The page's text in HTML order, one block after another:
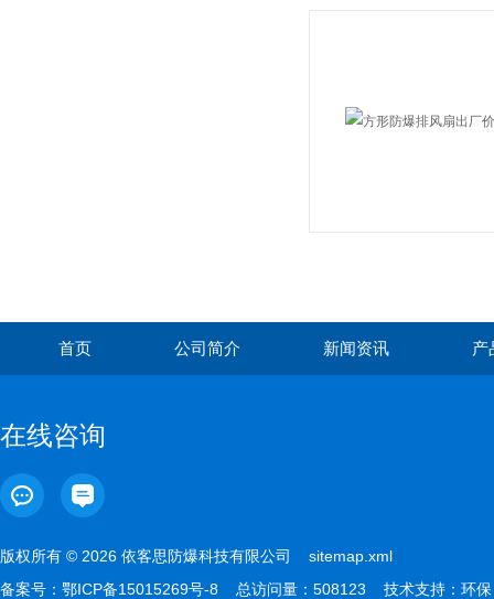
首页 公司简介 新闻资讯 产
在线咨询
版权所有 © 2026 依客思防爆科技有限公司 sitemap.xml
备案号： 鄂ICP备15015269号-8 总访问量：508123 技术支持： 环保